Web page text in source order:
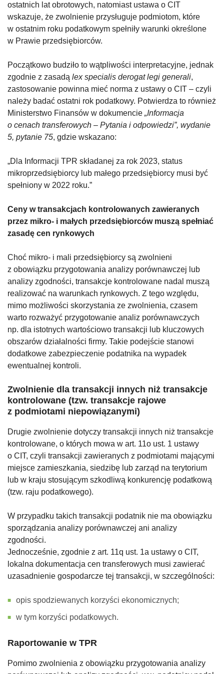
ostatnich lat obrotowych, natomiast ustawa o CIT
wskazuje, że zwolnienie przysługuje podmiotom, które
w ostatnim roku podatkowym spełniły warunki określone
w Prawie przedsiębiorców.
Początkowo budziło to wątpliwości interpretacyjne, jednak
zgodnie z zasadą lex specialis derogat legi generali,
zastosowanie powinna mieć norma z ustawy o CIT – czyli
należy badać ostatni rok podatkowy. Potwierdza to również
Ministerstwo Finansów w dokumencie „Informacja
o cenach transferowych – Pytania i odpowiedzi”, wydanie
5, pytanie 75, gdzie wskazano:
„Dla Informacji TPR składanej za rok 2023, status
mikroprzedsiębiorcy lub małego przedsiębiorcy musi być
spełniony w 2022 roku.”
Ceny w transakcjach kontrolowanych zawieranych
przez mikro- i małych przedsiębiorców muszą spełniać
zasadę cen rynkowych
Choć mikro- i mali przedsiębiorcy są zwolnieni
z obowiązku przygotowania analizy porównawczej lub
analizy zgodności, transakcje kontrolowane nadal muszą
realizować na warunkach rynkowych. Z tego względu,
mimo możliwości skorzystania ze zwolnienia, czasem
warto rozważyć przygotowanie analiz porównawczych
np. dla istotnych wartościowo transakcji lub kluczowych
obszarów działalności firmy. Takie podejście stanowi
dodatkowe zabezpieczenie podatnika na wypadek
ewentualnej kontroli.
Zwolnienie dla transakcji innych niż transakcje
kontrolowane (tzw. transakcje rajowe
z podmiotami niepowiązanymi)
Drugie zwolnienie dotyczy transakcji innych niż transakcje
kontrolowane, o których mowa w art. 11o ust. 1 ustawy
o CIT, czyli transakcji zawieranych z podmiotami mającymi
miejsce zamieszkania, siedzibę lub zarząd na terytorium
lub w kraju stosującym szkodliwą konkurencję podatkową
(tzw. raju podatkowego).
W przypadku takich transakcji podatnik nie ma obowiązku
sporządzania analizy porównawczej ani analizy
zgodności.
Jednocześnie, zgodnie z art. 11q ust. 1a ustawy o CIT,
lokalna dokumentacja cen transferowych musi zawierać
uzasadnienie gospodarcze tej transakcji, w szczególności:
opis spodziewanych korzyści ekonomicznych;
w tym korzyści podatkowych.
Raportowanie w TPR
Pomimo zwolnienia z obowiązku przygotowania analizy